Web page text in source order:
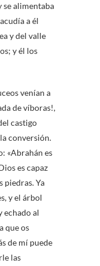
se alimentaba
a él
y del valle
y él los
venían a
de víboras!,
castigo
conversión.
«Abrahán es
es capaz
piedras. Ya
y el árbol
echado al
que os
de mí puede
las